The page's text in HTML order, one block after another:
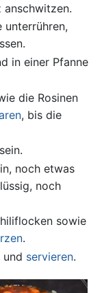
anschwitzen.
unterrühren,
in einer Pfanne
die Rosinen
, bis die
noch etwas
noch
sowie
.
und servieren.